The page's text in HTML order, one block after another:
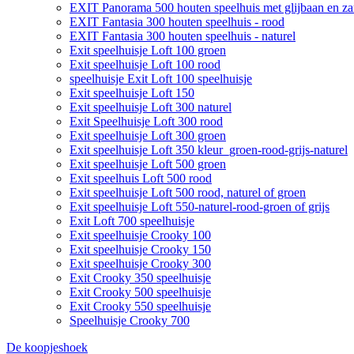
EXIT Panorama 500 houten speelhuis met glijbaan en
EXIT Fantasia 300 houten speelhuis - rood
EXIT Fantasia 300 houten speelhuis - naturel
Exit speelhuisje Loft 100 groen
Exit speelhuisje Loft 100 rood
speelhuisje Exit Loft 100 speelhuisje
Exit speelhuisje Loft 150
Exit speelhuisje Loft 300 naturel
Exit Speelhuisje Loft 300 rood
Exit speelhuisje Loft 300 groen
Exit speelhuisje Loft 350 kleur_groen-rood-grijs-naturel
Exit speelhuisje Loft 500 groen
Exit speelhuis Loft 500 rood
Exit speelhuisje Loft 500 rood, naturel of groen
Exit speelhuisje Loft 550-naturel-rood-groen of grijs
Exit Loft 700 speelhuisje
Exit speelhuisje Crooky 100
Exit speelhuisje Crooky 150
Exit speelhuisje Crooky 300
Exit Crooky 350 speelhuisje
Exit Crooky 500 speelhuisje
Exit Crooky 550 speelhuisje
Speelhuisje Crooky 700
De koopjeshoek